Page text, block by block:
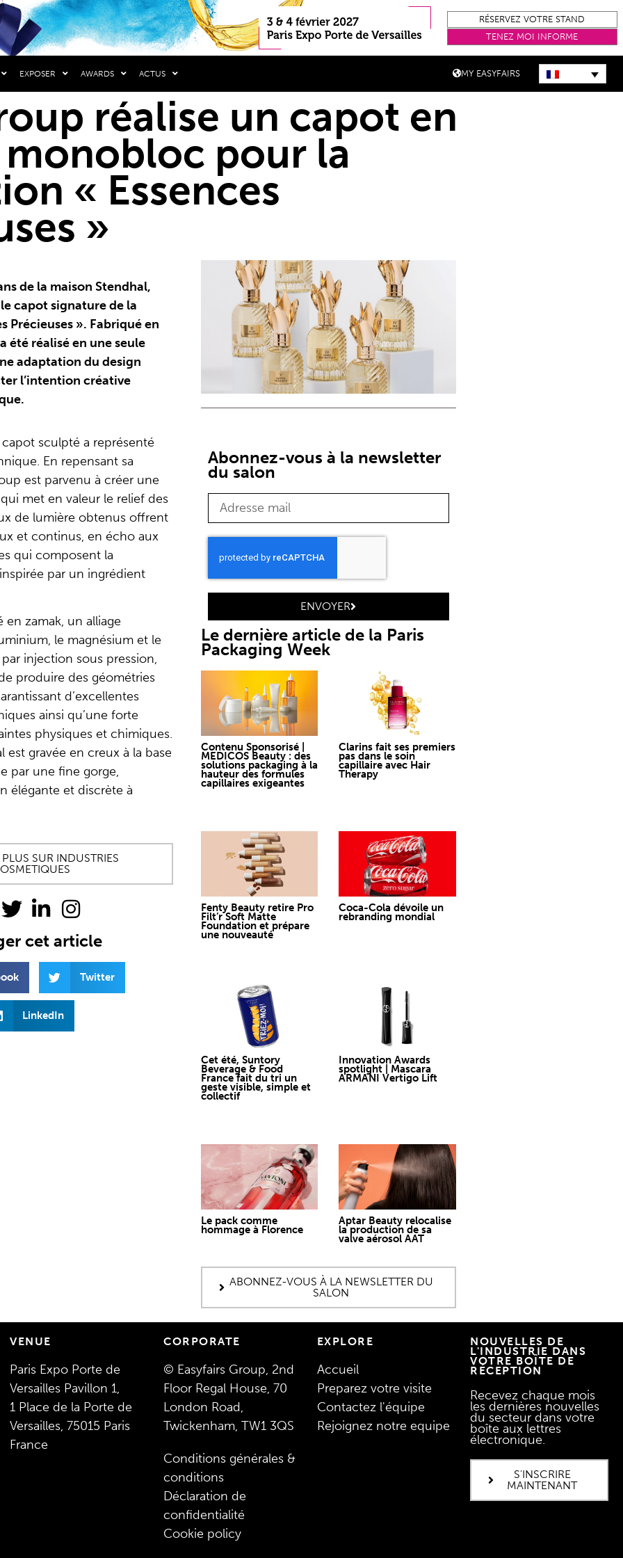
RÉSERVEZ VOTRE STAND
TENEZ MOI INFORME
EXPOSER AWARDS ACTUS MY EASYFAIRS
réalise un capot en
pour la
« Essences
»
de la maison Stendhal,
capot signature de la
Précieuses ». Fabriqué en
été réalisé en une seule
adaptation du design
l’intention créative
sculpté a représenté
En repensant sa
est parvenu à créer une
met en valeur le relief des
de lumière obtenus offrent
et continus, en écho aux
qui composent la
par un ingrédient
zamak, un alliage
le magnésium et le
injection sous pression,
produire des géométries
d’excellentes
ainsi qu’une forte
physiques et chimiques.
est gravée en creux à la base
par une fine gorge,
élégante et discrète à
SUR INDUSTRIES
cet article
Twitter
LinkedIn
Abonnez-vous à la newsletter
du salon
ENVOYER
Le dernière article de la Paris
Packaging Week
Contenu Sponsorisé |
MEDICOS Beauty : des
solutions packaging à la
hauteur des formules
capillaires exigeantes
Clarins fait ses premiers
pas dans le soin
capillaire avec Hair
Therapy
Fenty Beauty retire Pro
Filt’r Soft Matte
Foundation et prépare
une nouveauté
Coca-Cola dévoile un
rebranding mondial
Cet été, Suntory
Beverage & Food
France fait du tri un
geste visible, simple et
collectif
Innovation Awards
spotlight | Mascara
ARMANI Vertigo Lift
Le pack comme
hommage à Florence
Aptar Beauty relocalise
la production de sa
valve aérosol AAT
ABONNEZ-VOUS À LA NEWSLETTER DU
SALON
VENUE
Paris Expo Porte de
Versailles Pavillon 1,
1 Place de la Porte de
Versailles, 75015 Paris
France
CORPORATE
© Easyfairs Group, 2nd
Floor Regal House, 70
London Road,
Twickenham, TW1 3QS
Conditions générales &
conditions
Déclaration de
confidentialité
Cookie policy
EXPLORE
Accueil
Preparez votre visite
Contactez l'équipe
Rejoignez notre equipe
NOUVELLES DE
L'INDUSTRIE DANS
VOTRE BOÎTE DE
RÉCEPTION
Recevez chaque mois
les dernières nouvelles
du secteur dans votre
boîte aux lettres
électronique.
S'INSCRIRE
MAINTENANT